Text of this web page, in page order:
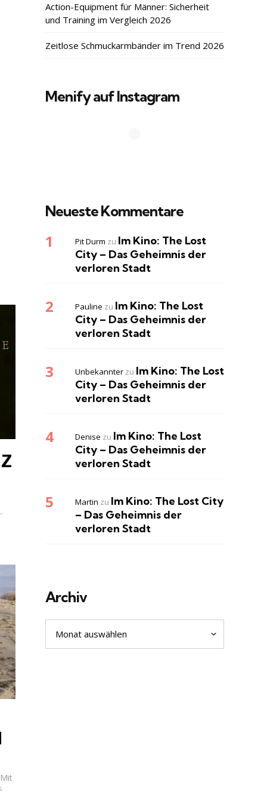
Action-Equipment für Männer: Sicherheit
und Training im Vergleich 2026
Zeitlose Schmuckarmbänder im Trend 2026
Menify auf Instagram
Neueste Kommentare
Pit Durm zu Im Kino: The Lost
City – Das Geheimnis der
verloren Stadt
Pauline zu Im Kino: The Lost
City – Das Geheimnis der
verloren Stadt
Unbekannter zu Im Kino: The Lost
City – Das Geheimnis der
verloren Stadt
Denise zu Im Kino: The Lost
City – Das Geheimnis der
verloren Stadt
Martin zu Im Kino: The Lost City
– Das Geheimnis der
verloren Stadt
Archiv